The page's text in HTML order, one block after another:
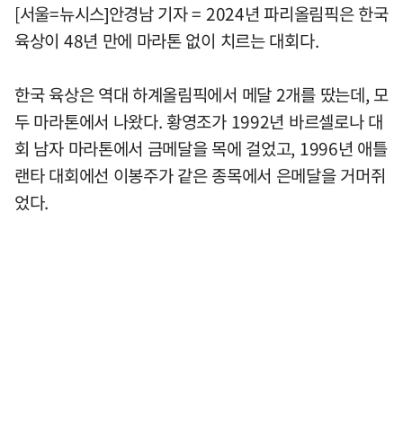
[서울=뉴시스]안경남 기자 = 2024년 파리올림픽은 한국
육상이 48년 만에 마라톤 없이 치르는 대회다.
한국 육상은 역대 하계올림픽에서 메달 2개를 땄는데, 모
두 마라톤에서 나왔다. 황영조가 1992년 바르셀로나 대
회 남자 마라톤에서 금메달을 목에 걸었고, 1996년 애틀
랜타 대회에선 이봉주가 같은 종목에서 은메달을 거머쥐
었다.